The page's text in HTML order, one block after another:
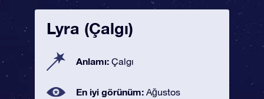
Lyra (Çalgı)
Anlamı: Çalgı
En iyi görünüm: Ağustos